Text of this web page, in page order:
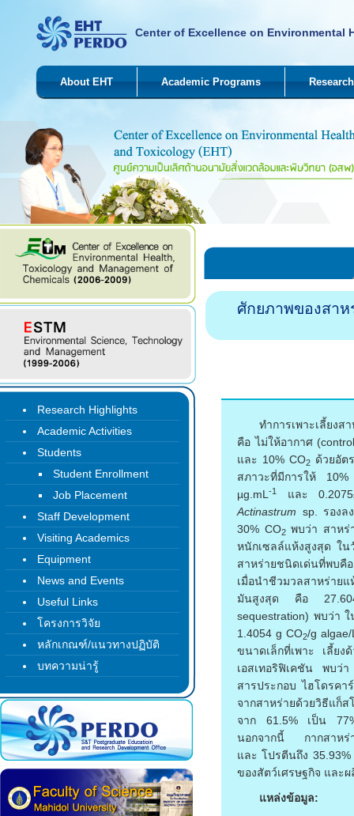
Center of Excellence on Environmental
About EHT Academic Programs Research
ศักยภาพของสาห
ทำการเพาะเลี้ยง
คือ ไม่ให้อากาศ
และ 10% CO2 ด้วยอัต
สภาวะที่มีการให้
µg.mL -1
และ
Actinastrum sp. รองล
30% CO2พบว่า สาหร่า
หนักเซลล์แห้งสูงสุด ใน
สาหร่ายชนิดเด่นที่พบคื
เมื่อนำชีวมวลสาหร่าย
มันสูงสุด คือ
sequestration) พบว่า
1.4054 g CO2/g
ขนาดเล็กที่เพาะ เลี้ยง
เอสเทอริฟิเคชัน พบว่
สารประกอบ ไฮโดรคา
จากสาหร่ายด้วยวิธีแก็
จาก 61.5% เป็น
นอกจากนี้ กากสาหร่าย
และ โปรตีนถึง
ของสัตว์เศรษฐกิจ และ
แหล่งข้อมูล:
Research Highlights
Academic Activities
Students
Student Enrollment
Job Placement
Staff Development
Visiting Academics
Equipment
News and Events
Useful Links
โครงการวิจัย
หลักเกณฑ์/แนวทางปฏิบัติ
บทความน่ารู้